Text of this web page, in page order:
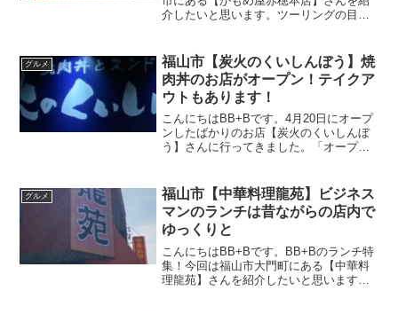
介したいと思います。ツーリングの目的
一度は行ったほうがいいよ」と【かもめ
屋】さんを紹介しても...
グルメ
福山市【炭火のくいしんぼう】焼
肉丼のお店がオープン！テイクア
ウトもあります！
こんにちはBB+Bです。4月20日にオープ
ンしたばかりのお店【炭火のくいしんぼ
う】さんに行ってきました。「オープン3
さんの系列店のようです。だから、店名
に「くいしい...
グルメ
福山市【中華料理龍苑】ビジネス
マンのランチは昔ながらの店内で
ゆっくりと
こんにちはBB+Bです。BB+Bのランチ特
集！今回は福山市大門町にある【中華料
理龍苑】さんを紹介したいと思います。